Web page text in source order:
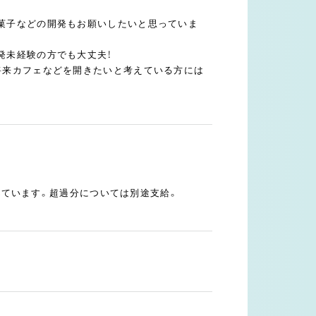
子などの開発もお願いしたいと思っていま
経験の方でも大丈夫！
カフェなどを開きたいと考えている方には
います。超過分については別途支給。